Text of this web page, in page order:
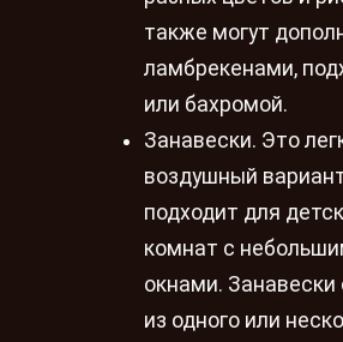
также могут
ламбрекенами,
или бахромой.
Занавески. Это
воздушный
подходит для
комнат с
окнами. Занавески
из одного или